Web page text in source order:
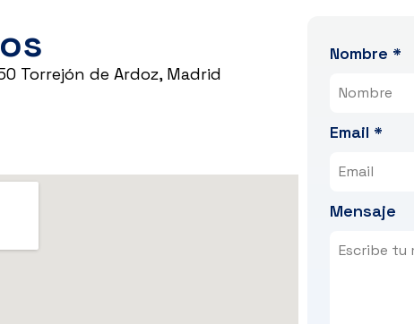
Torrejón de Ardoz, Madrid
Nombre *
Email *
Mensaje